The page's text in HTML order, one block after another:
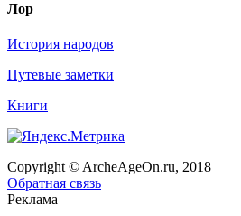
Лор
История народов
Путевые заметки
Книги
Copyright © ArcheAgeOn.ru, 2018
Обратная связь
Реклама